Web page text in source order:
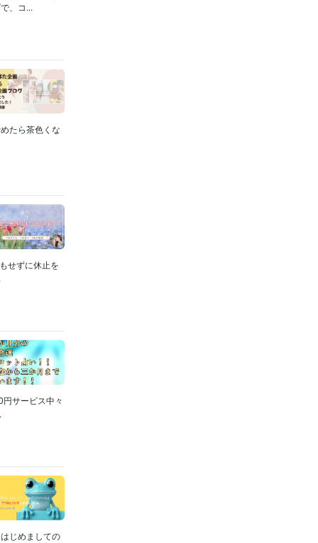
、コ...
たら茶色くな
せずに休止を
サービス中々
じめましての